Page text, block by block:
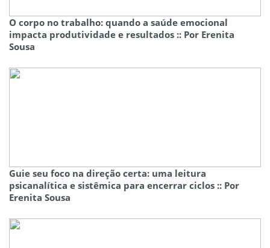
O corpo no trabalho: quando a saúde emocional
impacta produtividade e resultados :: Por Erenita
Sousa
Guie seu foco na direção certa: uma leitura
psicanalítica e sistêmica para encerrar ciclos :: Por
Erenita Sousa